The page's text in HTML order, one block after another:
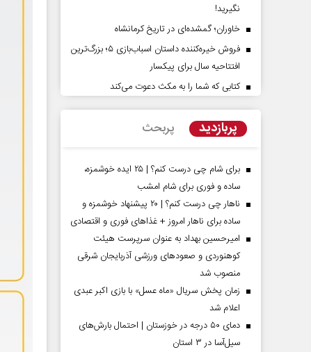
نگیرید!
خاوران؛ گمشده‌ای در تاریخ کرمانشاه
فروش خیره‌کننده داستان اسباب‌بازی ۵؛ بزرگ‌ترین
افتتاحیه سال برای پیکسار
کتابی که شما را به مکث دعوت می‌کند
پربازدید پربحث
برای شام چی درست کنم؟ | ۲۵ ایده خوشمزه،
ساده و فوری برای شام امشب
ناهار چی درست کنم؟ | ۲۰ پیشنهاد خوشمزه و
ساده برای ناهار امروز + غذاهای فوری و اقتصادی
امیرحسین بهداد به عنوان سرپرست هیئت
کوهنوردی و صعودهای ورزشی آذربایجان شرقی
منصوب شد
زمان پخش سریال «ماه عسل» با بازی اکبر عبدی
اعلام شد
دمای ۵۰ درجه در خوزستان | احتمال بارش‌های
سیل‌آسا در ۳ استان
تهدیدات کوتاه‏‌مدت و
- تحلیلگر مسائل سیاسی
اربعین نماد مقاومت در برابر
رحمت‌الله نوروزی - عضو کمیسیون اجتماعی